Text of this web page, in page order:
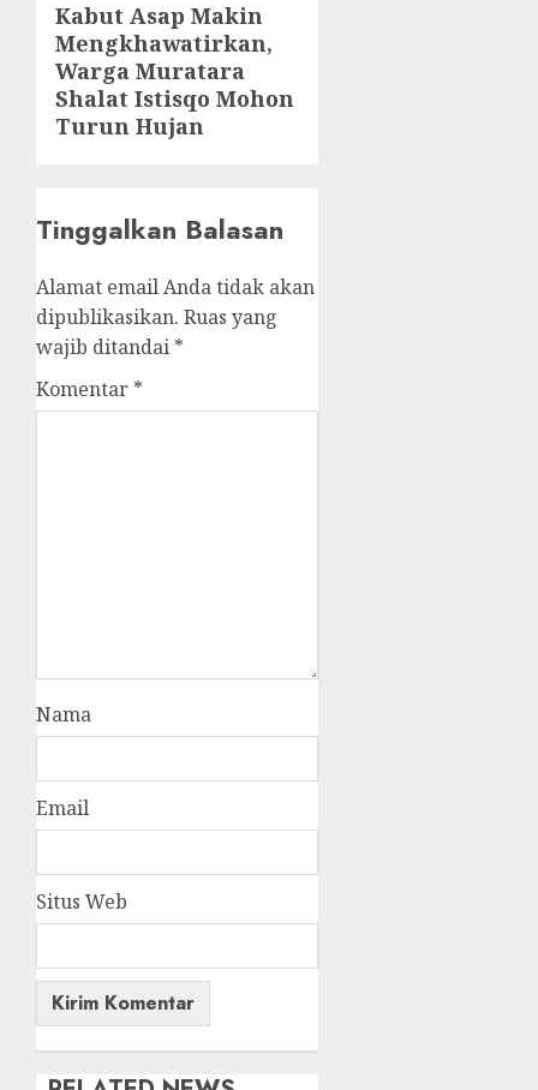
Next
post:
Kabut Asap Makin
Mengkhawatirkan,
Warga Muratara
Shalat Istisqo Mohon
Turun Hujan
Tinggalkan Balasan
Alamat email Anda tidak akan
dipublikasikan. Ruas yang
wajib ditandai *
Komentar *
Nama
Email
Situs Web